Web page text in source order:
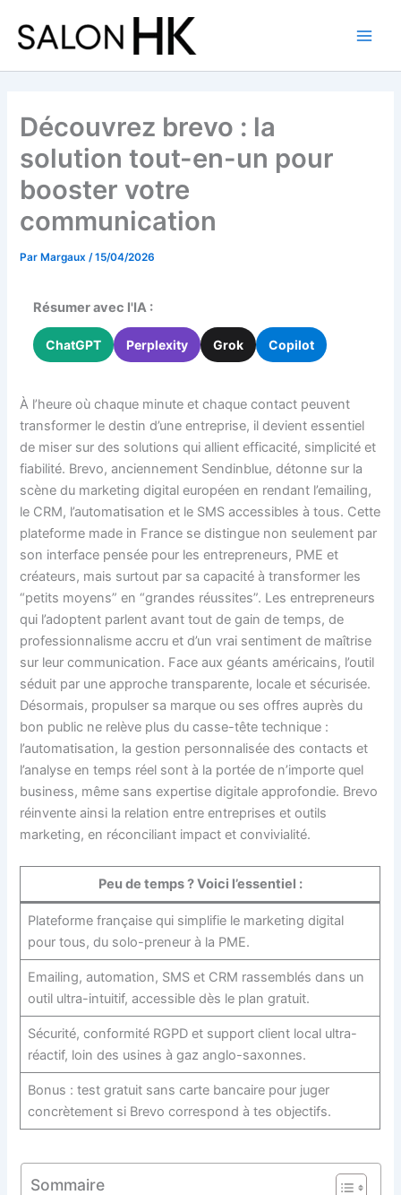
contenu
Découvrez brevo : la
solution tout-en-un pour
booster votre
communication
ParMargaux /15/04/2026
Résumer avec l'IA :
ChatGPT Perplexity Grok Copilot
À l’heure où chaque minute et chaque contact peuvent
transformer le destin d’une entreprise, il devient essentiel
de miser sur des solutions qui allient efficacité, simplicité et
fiabilité. Brevo, anciennement Sendinblue, détonne sur la
scène du marketing digital européen en rendant l’emailing,
le CRM, l’automatisation et le SMS accessibles à tous. Cette
plateforme made in France se distingue non seulement par
son interface pensée pour les entrepreneurs, PME et
créateurs, mais surtout par sa capacité à transformer les
“petits moyens” en “grandes réussites”. Les entrepreneurs
qui l’adoptent parlent avant tout de gain de temps, de
professionnalisme accru et d’un vrai sentiment de maîtrise
sur leur communication. Face aux géants américains, l’outil
séduit par une approche transparente, locale et sécurisée.
Désormais, propulser sa marque ou ses offres auprès du
bon public ne relève plus du casse-tête technique :
l’automatisation, la gestion personnalisée des contacts et
l’analyse en temps réel sont à la portée de n’importe quel
business, même sans expertise digitale approfondie. Brevo
réinvente ainsi la relation entre entreprises et outils
marketing, en réconciliant impact et convivialité.
Peu de temps ? Voici l’essentiel :
Plateforme française qui simplifie le marketing digital
pour tous, du solo-preneur à la PME.
Emailing, automation, SMS et CRM rassemblés dans un
outil ultra-intuitif, accessible dès le plan gratuit.
Sécurité, conformité RGPD et support client local ultra-
réactif, loin des usines à gaz anglo-saxonnes.
Bonus : test gratuit sans carte bancaire pour juger
concrètement si Brevo correspond à tes objectifs.
Sommaire